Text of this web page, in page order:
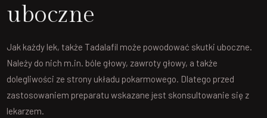
uboczne
Jak każdy lek, także Tadalafil może powodować skutki uboczne.
Należy do nich m.in. bóle głowy, zawroty głowy, a także
dolegliwości ze strony układu pokarmowego. Dlatego przed
zastosowaniem preparatu wskazane jest skonsultowanie się z
lekarzem.